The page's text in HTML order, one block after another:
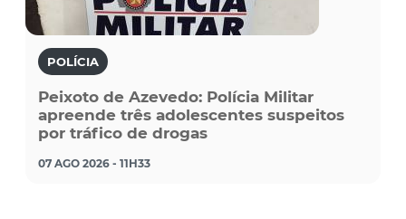
POLÍCIA
Peixoto de Azevedo: Polícia Militar
apreende três adolescentes suspeitos
por tráfico de drogas
07 AGO 2026 - 11H33